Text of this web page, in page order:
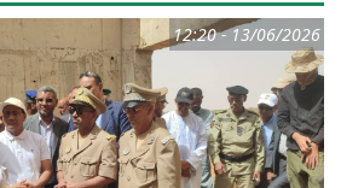
13/06/2026 - 12:20